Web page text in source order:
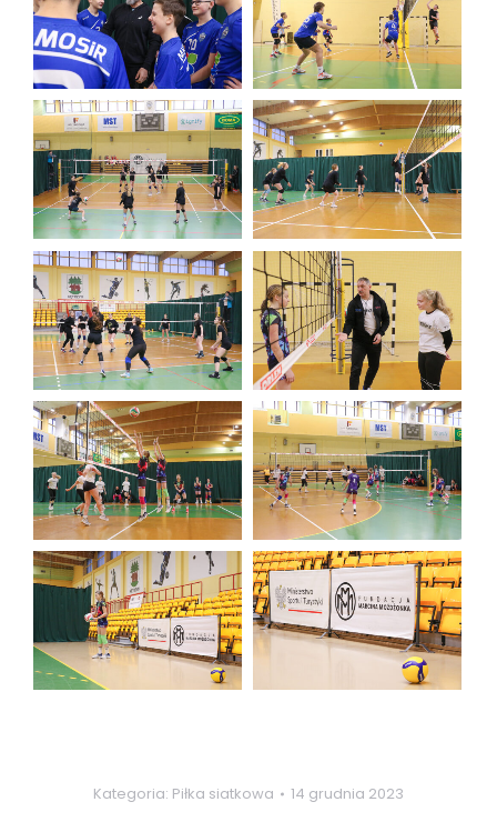
Kategoria: Piłka siatkowa 14 grudnia 2023